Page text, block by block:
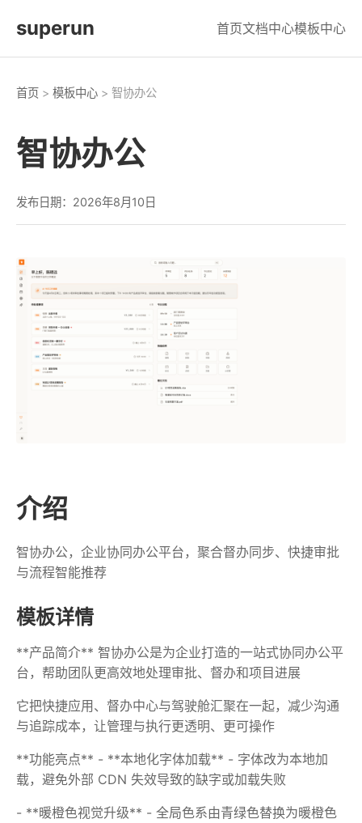
superun 首页文档中心模板中心
首页 > 模板中心 > 智协办公
智协办公
发布日期：2026年8月10日
介绍
智协办公，企业协同办公平台，聚合督办同步、快捷审批
与流程智能推荐
模板详情
**产品简介** 智协办公是为企业打造的一站式协同办公平
台，帮助团队更高效地处理审批、督办和项目进展
它把快捷应用、督办中心与驾驶舱汇聚在一起，减少沟通
与追踪成本，让管理与执行更透明、更可操作
**功能亮点** - **本地化字体加载** - 字体改为本地加
载，避免外部 CDN 失效导致的缺字或加载失败
- **暖橙色视觉升级** - 全局色系由青绿色替换为暖橙色